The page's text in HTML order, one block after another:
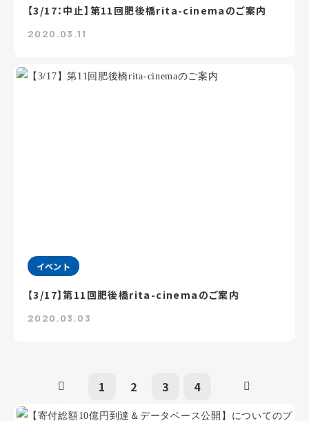
【3/17：中止】第11回肥後橋rita-cinemaのご案内
2020.03.11
イベント
【3/17】第11回肥後橋rita-cinemaのご案内
2020.03.03
1 2 3 4